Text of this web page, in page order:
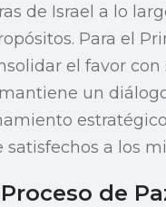
de Israel a lo
Para el
el favor
un
a los
de